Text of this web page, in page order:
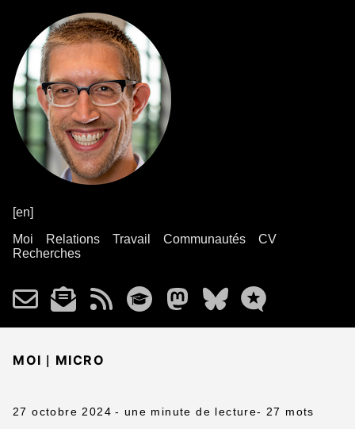
[en]
Moi
Relations Travail Communautés
CV
Recherches
MOI | MICRO
27 octobre 2024 - une minute de lecture- 27 mots